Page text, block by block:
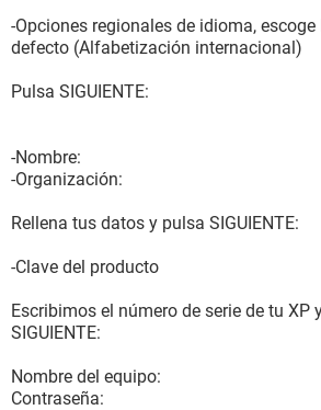
-Opciones regionales de idioma,
defecto (Alfabetización internacional)
Pulsa SIGUIENTE:
-Nombre:
-Organización:
Rellena tus datos y pulsa SIGUIENTE:
-Clave del producto
Escribimos el número de serie de tu XP
SIGUIENTE:
Nombre del equipo:
Contraseña: